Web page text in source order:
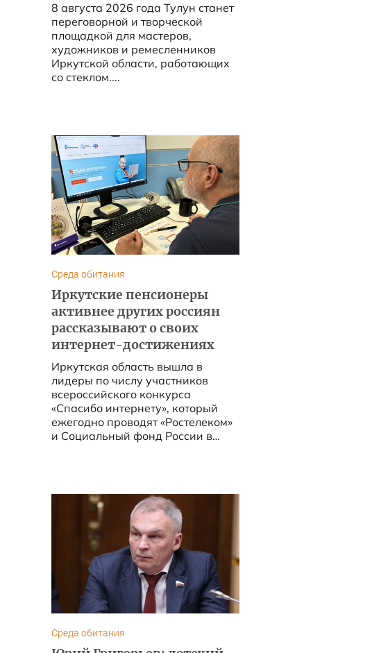
8 августа 2026 года Тулун станет
переговорной и творческой
площадкой для мастеров,
художников и ремесленников
Иркутской области, работающих
со стеклом....
Среда обитания
Иркутские пенсионеры
активнее других россиян
рассказывают о своих
интернет-достижениях
Иркутская область вышла в
лидеры по числу участников
всероссийского конкурса
«Спасибо интернету», который
ежегодно проводят «Ростелеком»
и Социальный фонд России в
Среда обитания